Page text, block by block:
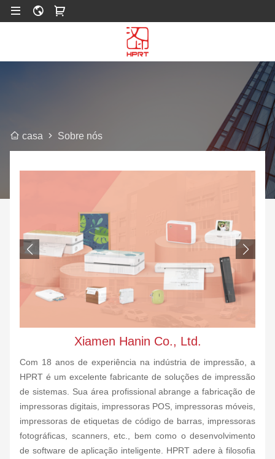
casa Sobre nós
Xiamen Hanin Co., Ltd.
Com 18 anos de experiência na indústria de impressão, a
HPRT é um excelente fabricante de soluções de impressão
de sistemas. Sua área profissional abrange a fabricação de
impressoras digitais, impressoras POS, impressoras móveis,
impressoras de etiquetas de código de barras, impressoras
fotográficas, scanners, etc., bem como o desenvolvimento
de software de aplicação inteligente. HPRT adere à filosofia